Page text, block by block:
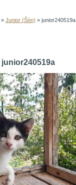
» Junior (Šón) » junior240519a
junior240519a